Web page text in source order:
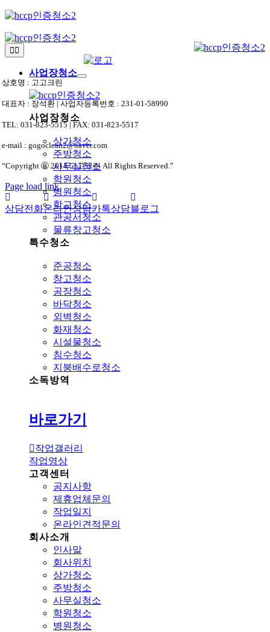
Skip
content
Toggle
Navigation
사업장청소
사업장청소
상가청소
주방청소
사무실청소
학원청소
병원청소
학교청소
관공서청소
물류창고청소
특수청소
준공청소
창고청소
공장청소
바닥청소
외벽청소
화재청소
시설물청소
침수청소
지붕배수로청소
소독방역
바로가기
작업갤러리
작업영상
고객센터
공지사항
제휴업체문의
작업일지
온라인견적문의
회사소개
인사말
회사위치
상가청소
주방청소
사무실청소
학원청소
병원청소
상호명 : 고고크린
대표자 : 장석환 | 사업자등록번호 : 231-01-58990
TEL: 031-823-5515 | FAX: 031-823-5517
e-mail : gogoclean2@naver.com
“Copyright ⓒ 2014 고고크린 All Rights Reserved.”
Page load link
상담전화온라인상담카톡상담블로그